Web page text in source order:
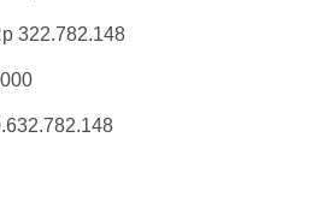
322.782.148